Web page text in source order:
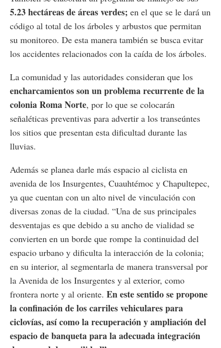
5.23 hectáreas de áreas verdes; en el que se le dará un
código al total de los árboles y arbustos que permitan
su monitoreo. De esta manera también se busca evitar
los accidentes relacionados con la caída de los árboles.
La comunidad y las autoridades consideran que los
encharcamientos son un problema recurrente de la
colonia Roma Norte, por lo que se colocarán
señaléticas preventivas para advertir a los transeúntes
los sitios que presentan esta dificultad durante las
lluvias.
Además se planea darle más espacio al ciclista en
avenida de los Insurgentes, Cuauhtémoc y Chapultepec,
ya que cuentan con un alto nivel de vinculación con
diversas zonas de la ciudad. “Una de sus principales
desventajas es que debido a su ancho de vialidad se
convierten en un borde que rompe la continuidad del
espacio urbano y dificulta la interacción de la colonia;
en su interior, al segmentarla de manera transversal por
la Avenida de los Insurgentes y al exterior, como
frontera norte y al oriente. En este sentido se propone
la confinación de los carriles vehiculares para
ciclovías, así como la recuperación y ampliación del
espacio de banqueta para la adecuada integración